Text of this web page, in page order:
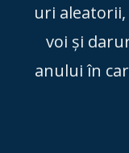
uri
voi și
anului în